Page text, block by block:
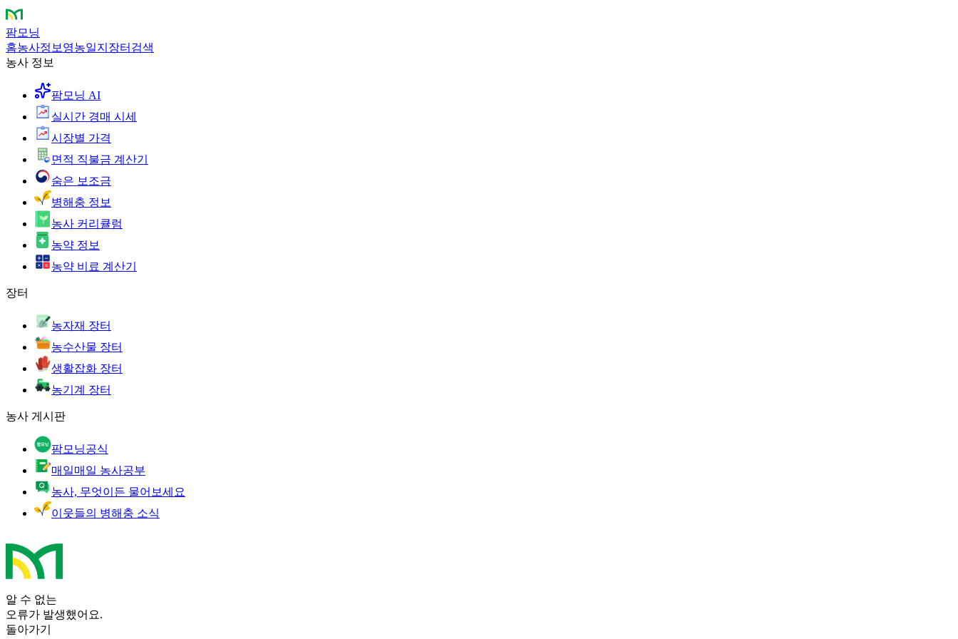
팜모닝
홈농사정보 영농일지 장터 검색
농사 정보
팜모닝 AI
실시간 경매 시세
시장별 가격
면적 직불금 계산기
숨은 보조금
병해충 정보
농사 커리큘럼
농약 정보
농약 비료 계산기
장터
농자재 장터
농수산물 장터
생활잡화 장터
농기계 장터
농사 게시판
팜모닝공식
매일매일 농사공부
농사, 무엇이든 물어보세요
이웃들의 병해충 소식
알 수 없는
오류가 발생했어요.
돌아가기